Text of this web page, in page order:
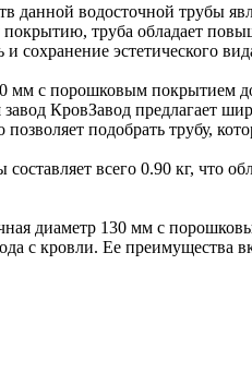
данной водосточной трубы
труба обладает
и сохранение эстетического
мм с порошковым покрытием
КровЗавод предлагает
подобрать трубу,
всего 0.90 кг, что
диаметр 130 мм с
с кровли. Ее